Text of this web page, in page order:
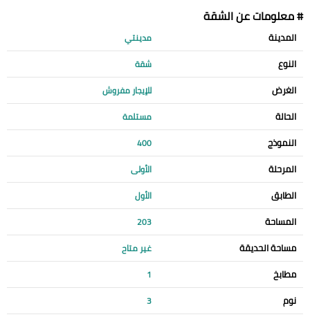
# معلومات عن الشقة
المدينة مدينتي
النوع شقة
الغرض للإيجار مفروش
الحالة مستلمة
النموذج 400
المرحلة الأولى
الطابق الأول
المساحة 203
مساحة الحديقة غير متاح
مطابخ 1
نوم 3